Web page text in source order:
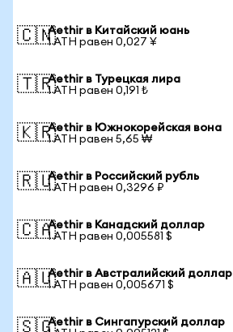
🇨🇳Aethir в Китайский юань
1 ATH равен 0,027 ¥
🇹🇷Aethir в Турецкая лира
1 ATH равен 0,191 ₺
🇰🇷Aethir в Южнокорейская вона
1 ATH равен 5,65 ₩
🇷🇺Aethir в Российский рубль
1 ATH равен 0,3296 ₽
🇨🇦Aethir в Канадский доллар
1 ATH равен 0,005581 $
🇦🇺Aethir в Австралийский доллар
1 ATH равен 0,005671 $
🇸🇬Aethir в Сингапурский доллар